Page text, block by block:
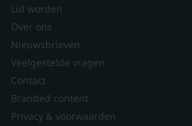
Lid worden
Over ons
Nieuwsbrieven
Veelgestelde vragen
Contact
Branded content
Privacy & voorwaarden